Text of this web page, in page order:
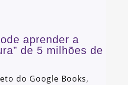
aprender a
de 5 milhões de
do Google Books,